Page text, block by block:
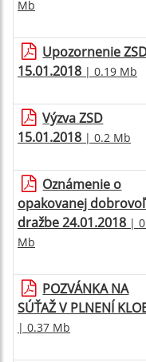
Mb
Upozornenie
15.01.2018 | 0.19 Mb
Výzva ZSD
15.01.2018 | 0.2 Mb
Oznámenie o
opakovanej
dražbe 24.01.2018 |
Mb
POZVÁNKA NA
SÚŤAŽ V PLNENÍ
| 0.37 Mb